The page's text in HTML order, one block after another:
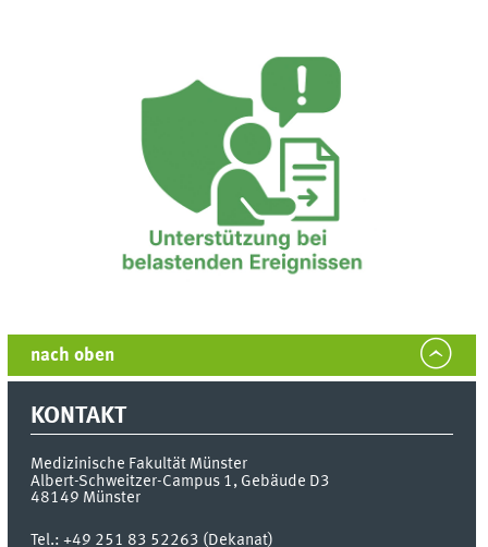
nach oben
KONTAKT
Medizinische Fakultät Münster
Albert-Schweitzer-Campus 1, Gebäude D3
48149 Münster
Tel.:+49 251 83 52263 (Dekanat)